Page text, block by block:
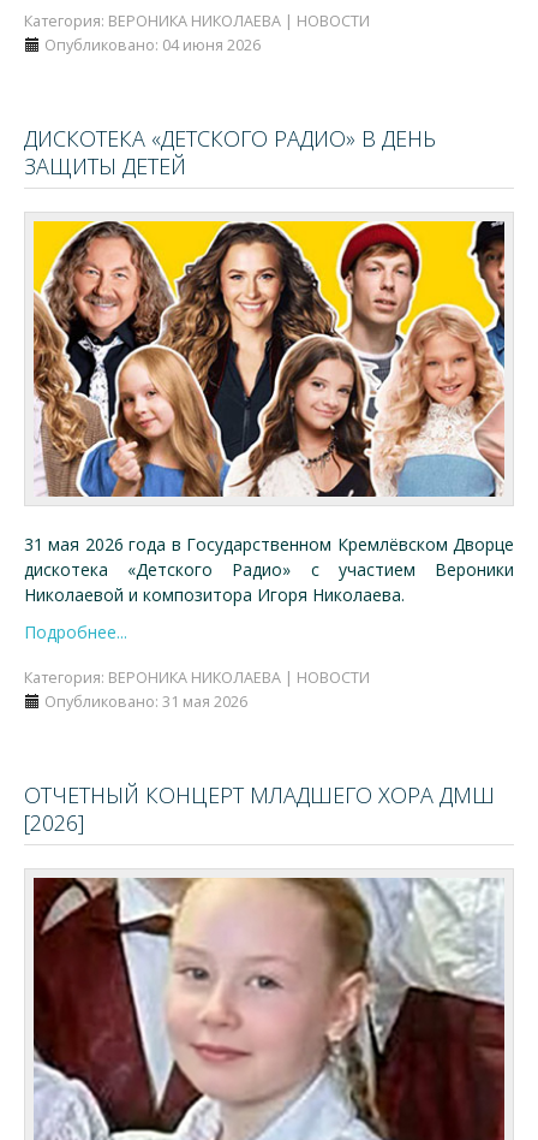
Категория: ВЕРОНИКА НИКОЛАЕВА | НОВОСТИ
Опубликовано: 04 июня 2026
ДИСКОТЕКА «ДЕТСКОГО РАДИО» В ДЕНЬ
ЗАЩИТЫ ДЕТЕЙ
31 мая 2026 года в Государственном Кремлёвском Дворце
дискотека «Детского Радио» с участием Вероники
Николаевой и композитора Игоря Николаева.
Подробнее...
Категория: ВЕРОНИКА НИКОЛАЕВА | НОВОСТИ
Опубликовано: 31 мая 2026
ОТЧЕТНЫЙ КОНЦЕРТ МЛАДШЕГО ХОРА ДМШ
[2026]